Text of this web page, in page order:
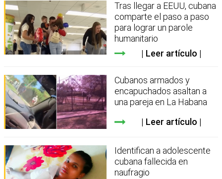
Tras llegar a EEUU, cubana
comparte el paso a paso
para lograr un parole
humanitario
Leer artículo
Cubanos armados y
encapuchados asaltan a
una pareja en La Habana
Leer artículo
Identifican a adolescente
cubana fallecida en
naufragio